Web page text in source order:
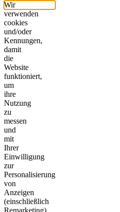
Wir
verwenden
cookies
und/oder
Kennungen,
damit
die
Website
funktioniert,
um
ihre
Nutzung
zu
messen
und
mit
Ihrer
Einwilligung
zur
Personalisierung
von
Anzeigen
(einschließlich